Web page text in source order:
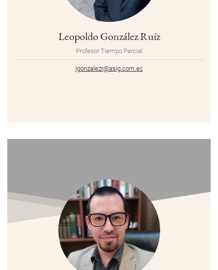
Leopoldo González Ruíz
Profesor Tiempo Parcial
lgonzalezr@asig.com.ec